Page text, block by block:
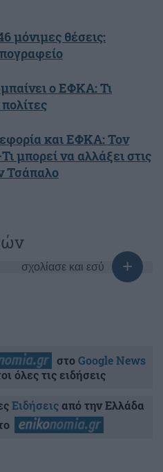
μόνιμες θέσεις:
ο ΕΦΚΑ: Τι
και ΕΦΚΑ: Τον
μπορεί να αλλάξει στις
Τσάπαλο
σχολίασε και εσύ
στοGoogle News
όλες τις ειδήσεις
Ειδήσειςαπό την Ελλάδα